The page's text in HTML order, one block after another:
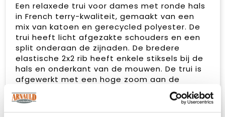
Een relaxede trui voor dames met ronde hals
in French terry-kwaliteit, gemaakt van een
mix van katoen en gerecycled polyester. De
trui heeft licht afgezakte schouders en een
split onderaan de zijnaden. De bredere
elastische 2x2 rib heeft enkele stiksels bij de
hals en onderkant van de mouwen. De trui is
afgewerkt met een hoge zoom aan de
onderkant, necktape van keperstof in
contrastkleur en een gemakkelijk te
verwijderen label voor rebranding. De zachte,